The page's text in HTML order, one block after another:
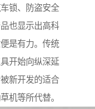
锁、防盗安全
也显示出高科
是有力。传统
开始向纵深延
新开发的适合
机等所代替。